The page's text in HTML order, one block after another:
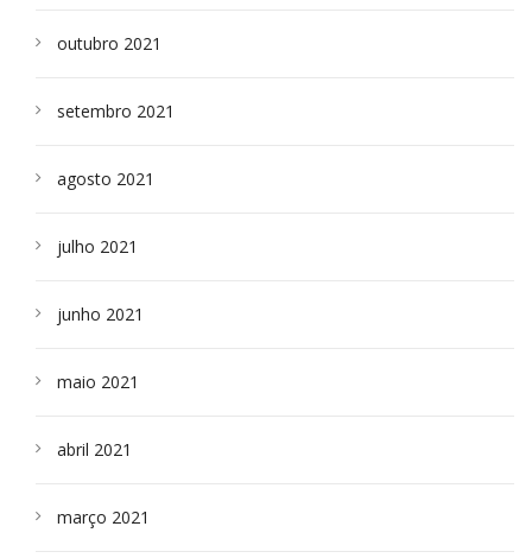
outubro 2021
setembro 2021
agosto 2021
julho 2021
junho 2021
maio 2021
abril 2021
março 2021